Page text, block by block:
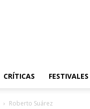
CRÍTICAS FESTIVALES
Roberto Suárez